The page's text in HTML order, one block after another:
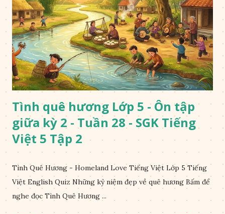
Tình quê hương Lớp 5 - Ôn tập
giữa kỳ 2 - Tuần 28 - SGK Tiếng
Việt 5 Tập 2
Tình Quê Hương - Homeland Love Tiếng Việt Lớp 5 Tiếng
Việt English Quiz Những kỷ niệm đẹp về quê hương Bấm để
nghe đọc Tình Quê Hương ...